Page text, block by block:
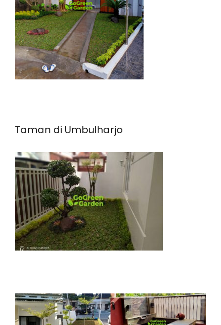
Taman di Umbulharjo